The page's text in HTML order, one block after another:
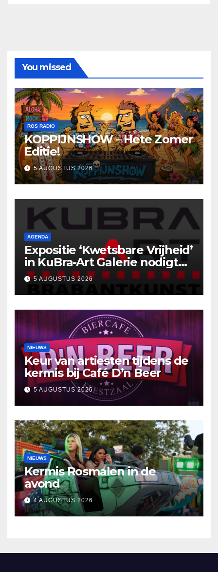
You missed
ROS RADIO
KOPPIJNSHOW – Hete Zomer
Editie!
5 AUGUSTUS 2026
AGENDA
Expositie ‘Kwetsbare Vrijheid’
in KuBra-Art Galerie nodigt
uit tot ontmoeting en
reflectie
5 AUGUSTUS 2026
NIEUWS
Keur van artiesten tijdens de
kermis bij Café D’n Beer
5 AUGUSTUS 2026
NIEUWS
Kermis Rosmalen in de
avond
4 AUGUSTUS 2026